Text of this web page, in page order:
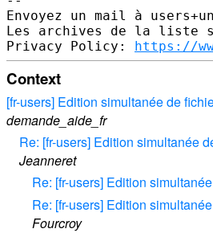
Envoyez un mail à
Les archives de la liste
Privacy Policy: https://
Context
[fr-users] Edition simultanée de
demande_aide_fr
Re: [fr-users] Edition simultanée
Jeanneret
Re: [fr-users] Edition
Re: [fr-users] Edition
Fourcroy